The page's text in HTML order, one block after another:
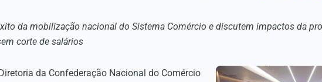
da mobilização nacional do Sistema Comércio e discutem impactos da
corte de salários
da Confederação Nacional do Comércio